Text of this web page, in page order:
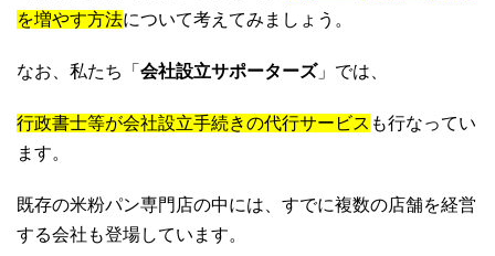
を増やす方法について考えてみましょう。
なお、私たち「 会社設立サポーターズ」では、
行政書士等が会社設立手続きの代行サービス も行なってい
ます。
既存の米粉パン専門店の中には、すでに複数の店舗を経営
する会社も登場しています。